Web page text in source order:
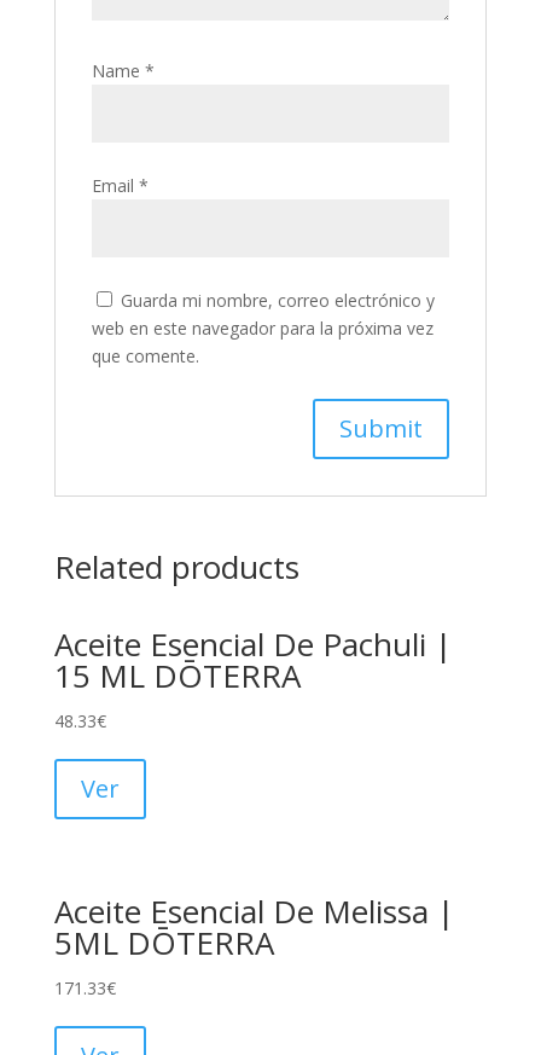
Name *
Email *
Guarda mi nombre, correo electrónico y
web en este navegador para la próxima vez
que comente.
Related products
Aceite Esencial De Pachuli |
15 ML DŌTERRA
48.33€
Ver
Aceite Esencial De Melissa |
5ML DŌTERRA
171.33€